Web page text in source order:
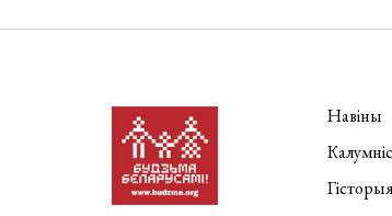
Навіны
Гісторыя